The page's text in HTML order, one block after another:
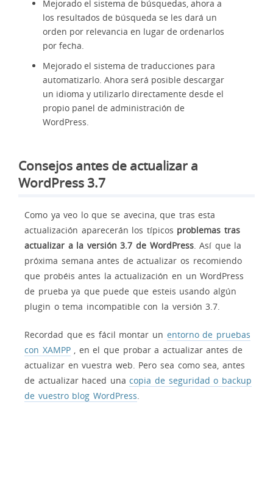
Mejorado el sistema de búsquedas, ahora a
los resultados de búsqueda se les dará un
orden por relevancia en lugar de ordenarlos
por fecha.
Mejorado el sistema de traducciones para
automatizarlo. Ahora será posible descargar
un idioma y utilizarlo directamente desde el
propio panel de administración de
WordPress.
Consejos antes de actualizar a
WordPress 3.7
Como ya veo lo que se avecina, que tras esta
actualización aparecerán los típicos problemas tras
actualizar a la versión 3.7 de WordPress. Así que la
próxima semana antes de actualizar os recomiendo
que probéis antes la actualización en un WordPress
de prueba ya que puede que esteis usando algún
plugin o tema incompatible con la versión 3.7.
Recordad que es fácil montar un entorno de pruebas
con XAMPP, en el que probar a actualizar antes de
actualizar en vuestra web. Pero sea como sea, antes
de actualizar haced unacopia de seguridad o backup
de vuestro blog WordPress.